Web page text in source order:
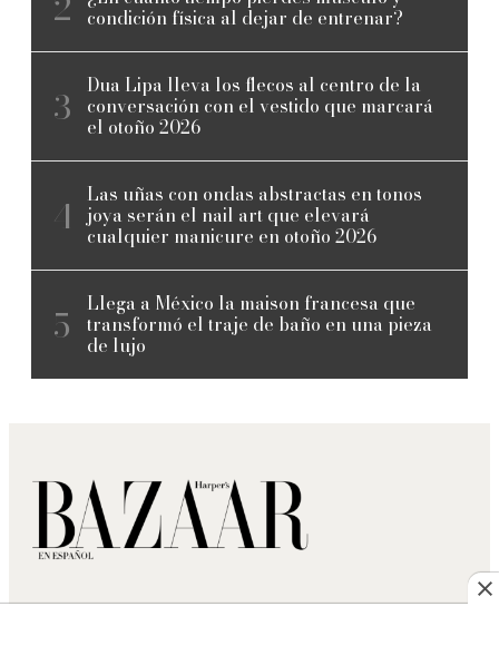
condición física al dejar de entrenar?
Dua Lipa lleva los flecos al centro de la
conversación con el vestido que marcará
el otoño 2026
Las uñas con ondas abstractas en tonos
joya serán el nail art que elevará
cualquier manicure en otoño 2026
Llega a México la maison francesa que
transformó el traje de baño en una pieza
de lujo